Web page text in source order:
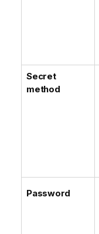
Secret
method
Password